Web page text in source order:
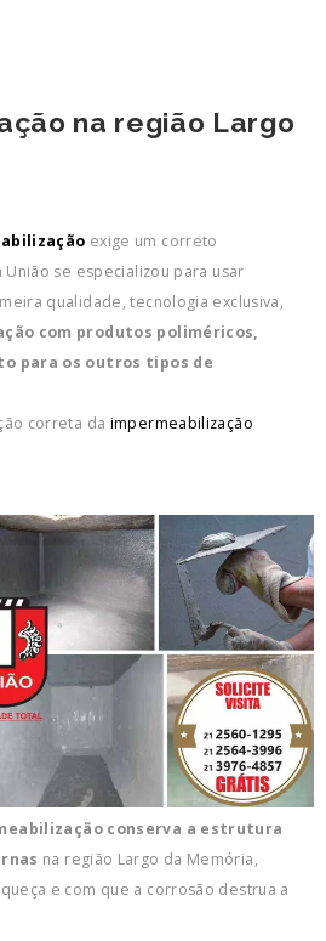
na região Largo
exige um correto
se especializou para usar
qualidade, tecnologia exclusiva,
com produtos poliméricos,
para os outros tipos de
correta da impermeabilização
conserva a estrutura
na região Largo da Memória,
e com que a corrosão destrua a